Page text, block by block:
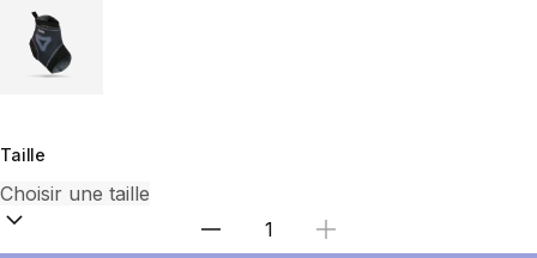
Taille
Choisir une quantité